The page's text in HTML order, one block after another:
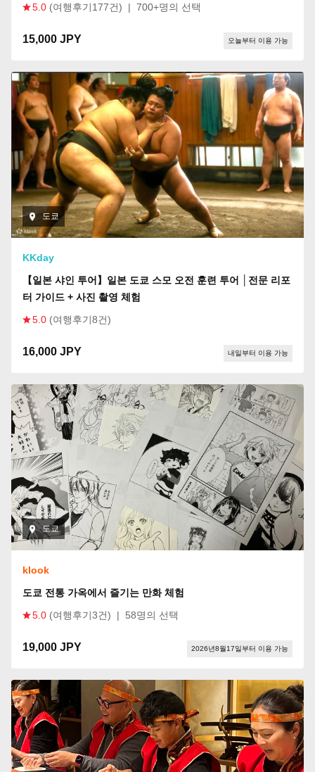
5.0 (여행후기177건) | 700+명의 선택
15,000 JPY 오늘부터 이용 가능
도쿄
KKday
【일본 샤인 투어】일본 도쿄 스모 오전 훈련 투어 │전문 리포
터 가이드 + 사진 촬영 체험
5.0 (여행후기8건)
16,000 JPY 내일부터 이용 가능
도쿄
klook
도쿄 전통 가옥에서 즐기는 만화 체험
5.0 (여행후기3건) | 58명의 선택
19,000 JPY 2026년8월17일부터 이용 가능